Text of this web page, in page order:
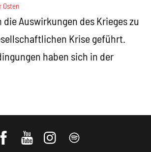
Osten
die Auswirkungen des Krieges zu
Krise geführt.
haben sich in der